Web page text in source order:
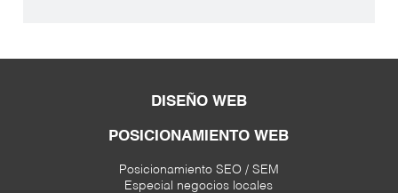
DISEÑO WEB
POSICIONAMIENTO WEB
Posicionamiento SEO / SEM
Especial negocios locales